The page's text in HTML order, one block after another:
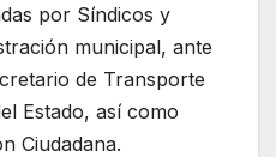
por Síndicos y
municipal, ante
de Transporte
Estado, así como
Ciudadana.